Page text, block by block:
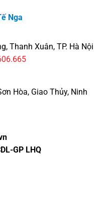
Nga
Thanh Xuân, TP. Hà Nội
Hòa, Giao Thủy, Ninh
GP LHQ